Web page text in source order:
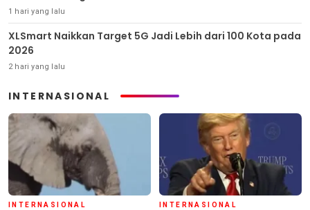
1 hari yang lalu
XLSmart Naikkan Target 5G Jadi Lebih dari 100 Kota pada
2026
2 hari yang lalu
INTERNASIONAL
INTERNASIONAL INTERNASIONAL